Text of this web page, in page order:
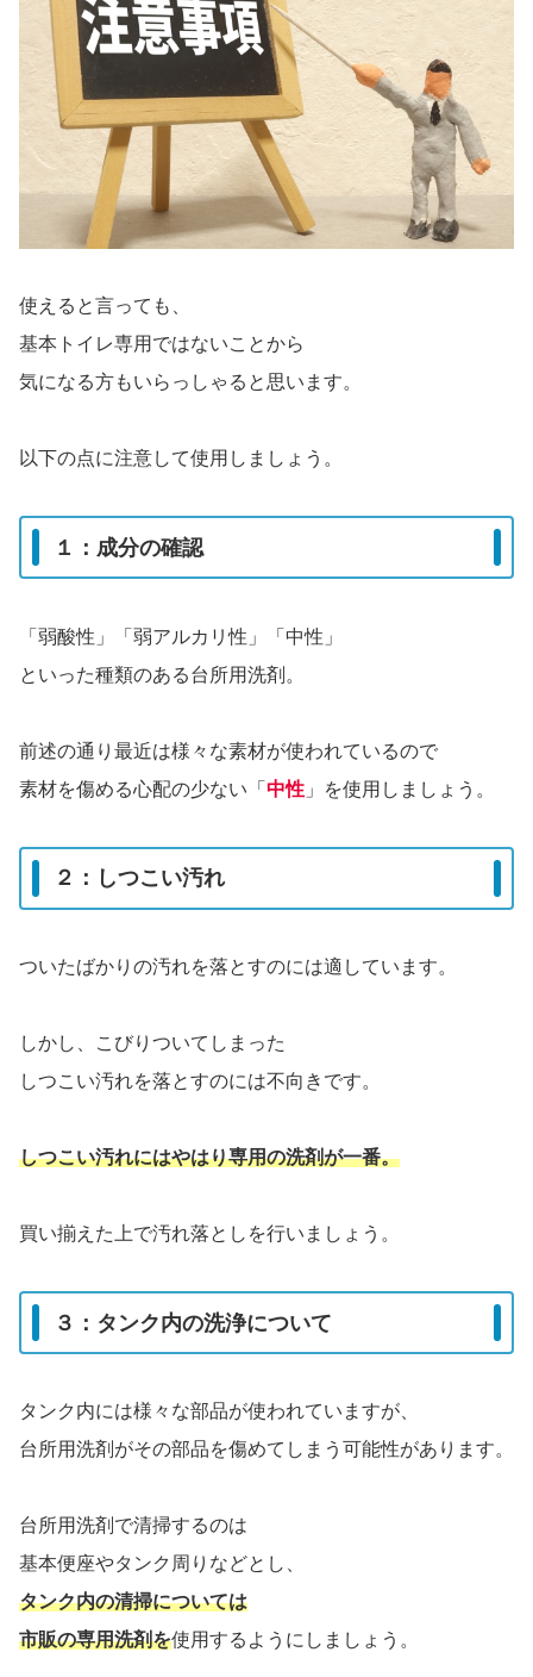
使えると言っても、
基本トイレ専用ではないことから
気になる方もいらっしゃると思います。
以下の点に注意して使用しましょう。
１：成分の確認
「弱酸性」「弱アルカリ性」「中性」
といった種類のある台所用洗剤。
前述の通り最近は様々な素材が使われているので
素材を傷める心配の少ない「 中性 」を使用しましょう。
２：しつこい汚れ
ついたばかりの汚れを落とすのには適しています。
しかし、こびりついてしまった
しつこい汚れを落とすのには不向きです。
しつこい汚れにはやはり専用の洗剤が一番。
買い揃えた上で汚れ落としを行いましょう。
３：タンク内の洗浄について
タンク内には様々な部品が使われていますが、
台所用洗剤がその部品を傷めてしまう可能性があります。
台所用洗剤で清掃するのは
基本便座やタンク周りなどとし、
タンク内の清掃については
市販の専用洗剤を使用するようにしましょう。